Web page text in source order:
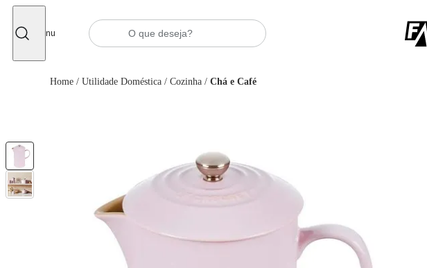
Menu
Home / Utilidade Doméstica / Cozinha / Chá e Café